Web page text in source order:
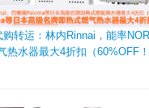
转运：林内Rinnai，能率
热水器最大4折扣（60%OFF！